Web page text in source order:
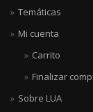
Temáticas
Mi cuenta
Carrito
Finalizar
Sobre LUA